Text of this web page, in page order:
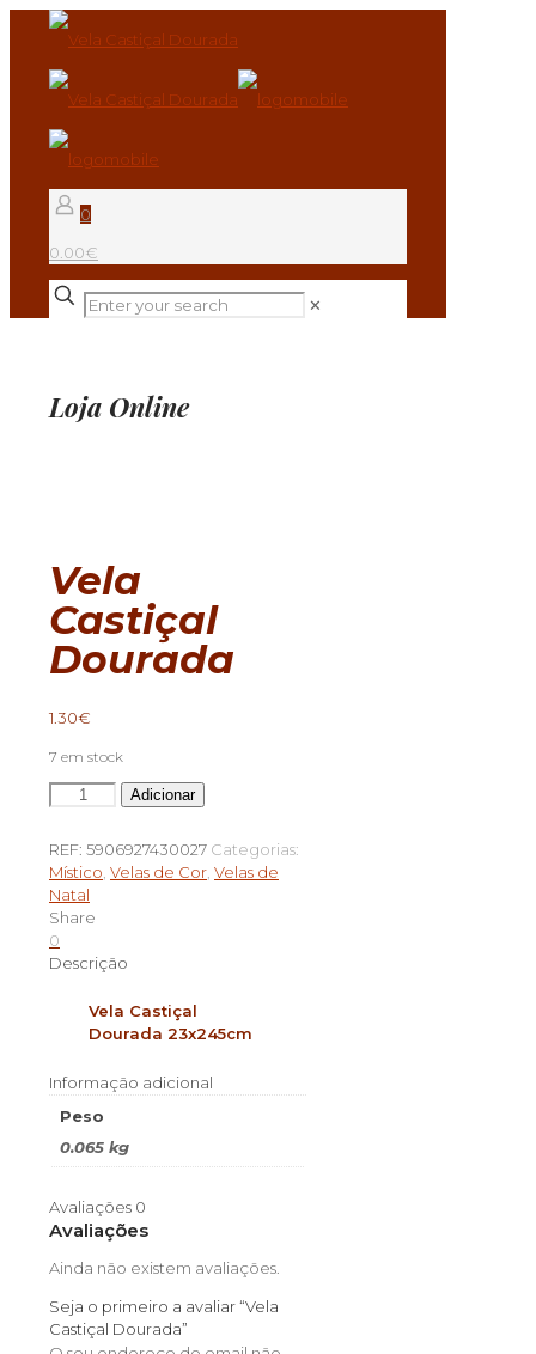
0
0.00€
✕
Loja Online
Vela
Castiçal
Dourada
1.30€
7 em stock
Quantidade
de
Castiçal
Dourada
Adicionar
REF: 5906927430027 Categorias:
Místico Velas de Cor Velas de
Natal
Share
0
Descrição
Vela Castiçal
Dourada 23x245cm
Informação adicional
Peso
0.065 kg
Avaliações 0
Avaliações
Ainda não existem avaliações.
Seja o primeiro a avaliar “Vela
Castiçal Dourada”